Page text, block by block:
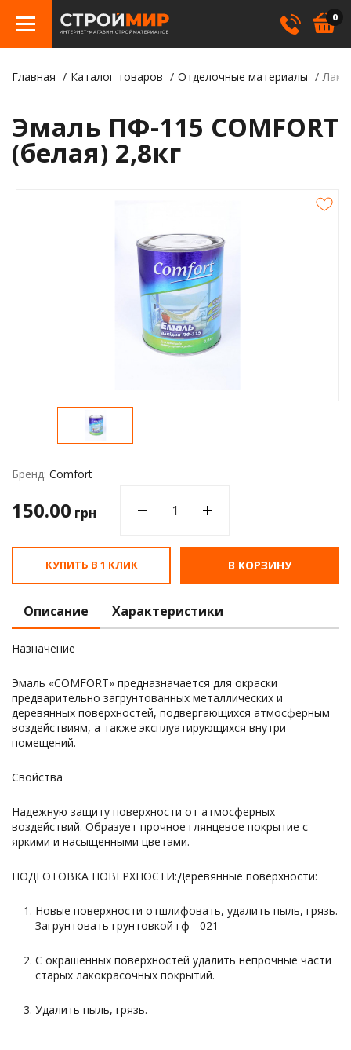
0
Смеси
Главная Каталог товаров Отделочные материалы
Эмаль ПФ-115 COMFORT
(белая) 2,8кг
Бренд: Comfort
150.00 грн
КУПИТЬ В 1 КЛИК В КОРЗИНУ
Описание Характеристики
Назначение
Эмаль «COMFORT» предназначается для окраски
предварительно загрунтованных металлических и
деревянных поверхностей, подвергающихся атмосферным
воздействиям, а также эксплуатирующихся внутри
помещений.
Свойства
Надежную защиту поверхности от атмосферных
воздействий. Образует прочное глянцевое покрытие с
яркими и насыщенными цветами.
ПОДГОТОВКА ПОВЕРХНОСТИ:Деревянные поверхности:
Новые поверхности отшлифовать, удалить пыль, грязь.
Загрунтовать грунтовкой гф - 021
С окрашенных поверхностей удалить непрочные части
старых лакокрасочных покрытий.
Удалить пыль, грязь.